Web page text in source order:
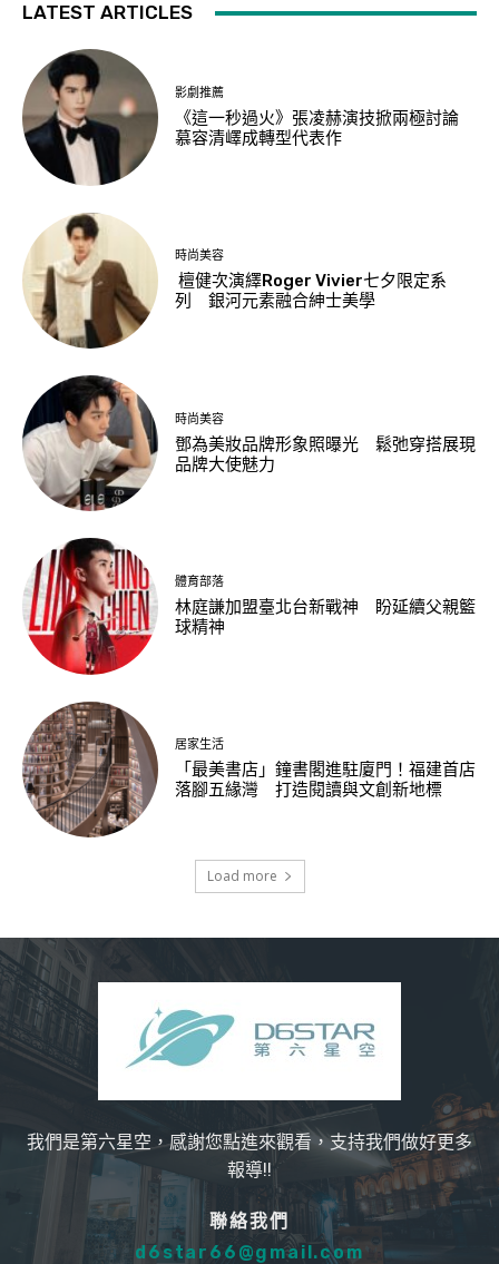
LATEST ARTICLES
影劇推薦
《這一秒過火》張凌赫演技掀兩極討論
慕容清嶧成轉型代表作
時尚美容
檀健次演繹Roger Vivier七夕限定系
列 銀河元素融合紳士美學
時尚美容
鄧為美妝品牌形象照曝光 鬆弛穿搭展現
品牌大使魅力
體育部落
林庭謙加盟臺北台新戰神 盼延續父親籃
球精神
居家生活
「最美書店」鐘書閣進駐廈門！福建首店
落腳五緣灣 打造閱讀與文創新地標
Load more
我們是第六星空，感謝您點進來觀看，支持我們做好更多
報導!!
聯絡我們
d6star66@gmail.com